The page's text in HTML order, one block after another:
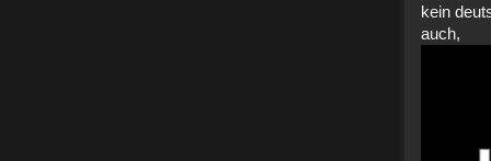
kein